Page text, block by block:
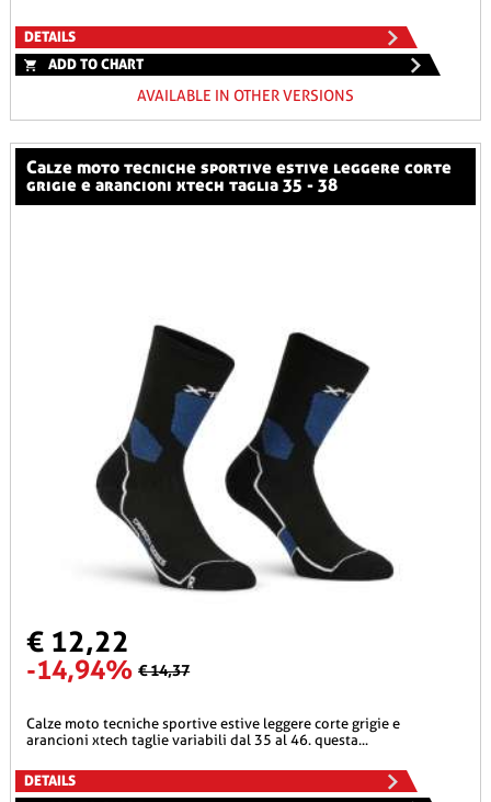
DETAILS
ADD TO CHART
AVAILABLE IN OTHER VERSIONS
calze moto tecniche sportive estive leggere corte
grigie e arancioni xtech taglia 35 - 38
€ 12,22
-14,94% € 14,37
calze moto tecniche sportive estive leggere corte grigie e
arancioni xtech taglie variabili dal 35 al 46. questa...
DETAILS